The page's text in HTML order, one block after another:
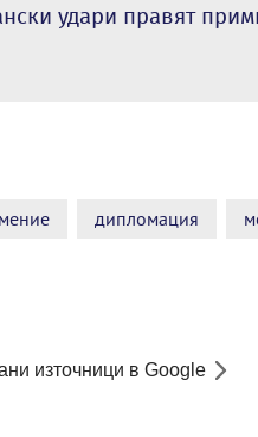
удари правят
дипломация
източници в Google